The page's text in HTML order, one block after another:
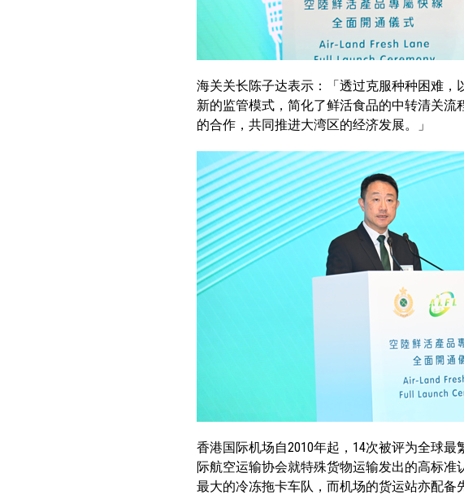
海关关长陈子达表示：「透过克服种种困难
新的监管模式，简化了鲜活食品的中转清关
的合作，共同推进大湾区的经济发展。」
香港国际机场自2010年起，14次被评为全球
际航空运输协会就特殊货物运输发出的高标
最大的冷冻拖卡车队，而机场的货运站亦配备